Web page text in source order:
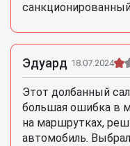
Эдуард 18.07.2024
Этот долбанный
большая ошибка в
на маршрутках,
автомобиль.